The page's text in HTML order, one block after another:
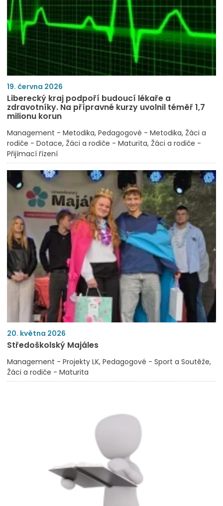
19. června 2026
Liberecký kraj podpoří budoucí lékaře a
zdravotníky. Na přípravné kurzy uvolnil téměř 1,7
milionu korun
Management - Metodika Pedagogové - Metodika Žáci a
rodiče - Dotace Žáci a rodiče - Maturita Žáci a rodiče -
Přijímací řízení
20. května 2026
Středoškolský Majáles
Management - Projekty LK Pedagogové - Sport a Soutěže
Žáci a rodiče - Maturita